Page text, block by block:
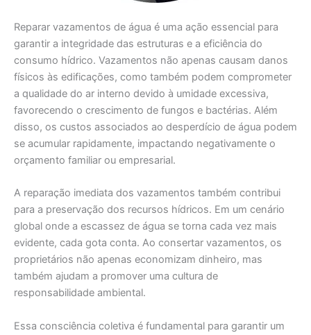
Reparar vazamentos de água é uma ação essencial para
garantir a integridade das estruturas e a eficiência do
consumo hídrico. Vazamentos não apenas causam danos
físicos às edificações, como também podem comprometer
a qualidade do ar interno devido à umidade excessiva,
favorecendo o crescimento de fungos e bactérias. Além
disso, os custos associados ao desperdício de água podem
se acumular rapidamente, impactando negativamente o
orçamento familiar ou empresarial.
A reparação imediata dos vazamentos também contribui
para a preservação dos recursos hídricos. Em um cenário
global onde a escassez de água se torna cada vez mais
evidente, cada gota conta. Ao consertar vazamentos, os
proprietários não apenas economizam dinheiro, mas
também ajudam a promover uma cultura de
responsabilidade ambiental.
Essa consciência coletiva é fundamental para garantir um